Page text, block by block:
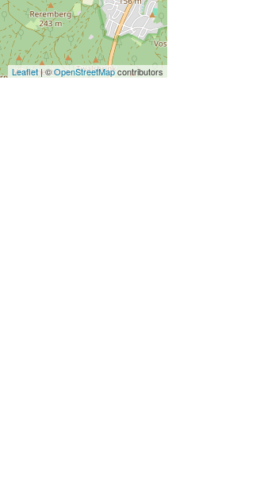
Leaflet| ©OpenStreetMapcontributors